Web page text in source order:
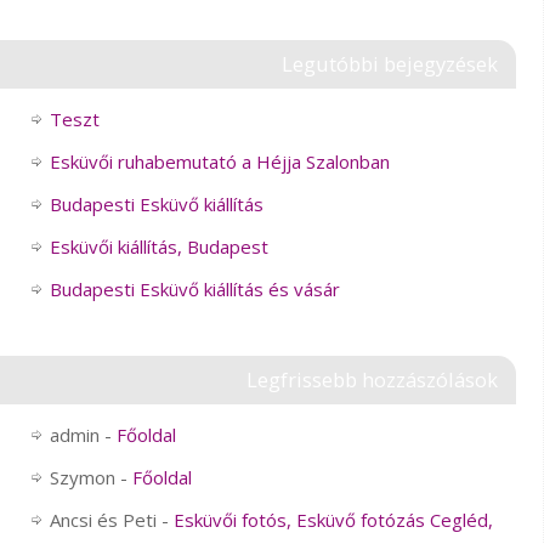
Legutóbbi bejegyzések
Teszt
Esküvői ruhabemutató a Héjja Szalonban
Budapesti Esküvő kiállítás
Esküvői kiállítás, Budapest
Budapesti Esküvő kiállítás és vásár
Legfrissebb hozzászólások
admin - Főoldal
Szymon - Főoldal
Ancsi és Peti - Esküvői fotós, Esküvő fotózás Cegléd,